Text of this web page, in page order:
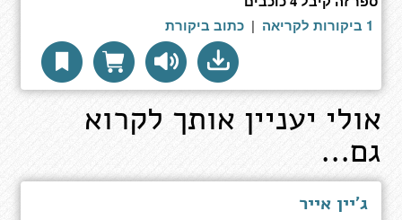
1 ביקורות לקריאה
| כתוב ביקורת
אולי יעניין אותך לקרוא
גם...
ג'יין אייר